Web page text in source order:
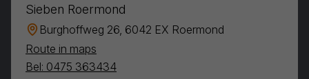
Sieben Roermond
Burghoffweg 26, 6042 EX Roermond
Route in maps
Bel: 0475 363434